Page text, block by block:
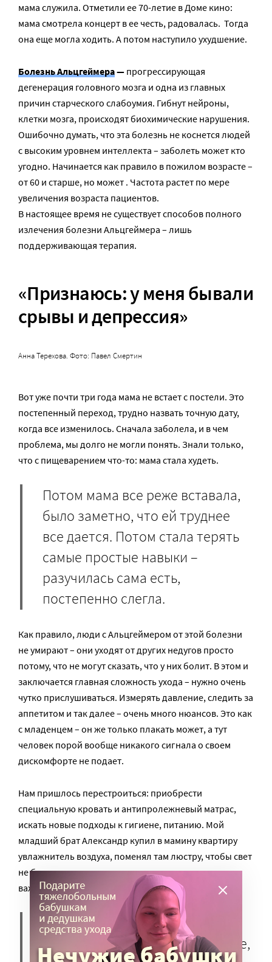
мама служила. Отметили ее 70-летие в Доме кино:
мама смотрела концерт в ее честь, радовалась. Тогда
она еще могла ходить. А потом наступило ухудшение.
Болезнь Альцгеймера— прогрессирующая
дегенерация головного мозга и одна из главных
причин старческого слабоумия. Гибнут нейроны,
клетки мозга, происходят биохимические нарушения.
Ошибочно думать, что эта болезнь не коснется людей
с высоким уровнем интеллекта – заболеть может кто
угодно. Начинается как правило в пожилом возрасте –
от 60 и старше, но может . Частота растет по мере
увеличения возраста пациентов.
В настоящее время не существует способов полного
излечения болезни Альцгеймера – лишь
поддерживающая терапия.
«Признаюсь: у меня бывали
срывы и депрессия»
Анна Терехова. Фото: Павел Смертин
Вот уже почти три года мама не встает с постели. Это
постепенный переход, трудно назвать точную дату,
когда все изменилось. Сначала заболела, и в чем
проблема, мы долго не могли понять. Знали только,
что с пищеварением что-то: мама стала худеть.
Потом мама все реже вставала,
было заметно, что ей труднее
все дается. Потом стала терять
самые простые навыки –
разучилась сама есть,
постепенно слегла.
Как правило, люди с Альцгеймером от этой болезни
не умирают – они уходят от других недугов просто
потому, что не могут сказать, что у них болит. В этом и
заключается главная сложность ухода – нужно очень
чутко прислушиваться. Измерять давление, следить за
аппетитом и так далее – очень много нюансов. Это как
с младенцем – он же только плакать может, а тут
человек порой вообще никакого сигнала о своем
дискомфорте не подает.
Нам пришлось перестроиться: приобрести
специальную кровать и антипролежневый матрас,
искать новые подходы к гигиене, питанию. Мой
младший брат Александр купил в мамину квартиру
увлажнитель воздуха, поменял там люстру, чтобы свет
не бил маме в глаза – тут все «мелочи» становятся
важными.
Мы больше 10 лет живем с
маминым диагнозом. «Наверное,